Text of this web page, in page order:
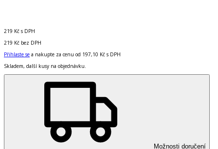
219 Kč s DPH
219 Kč bez DPH
Přihlaste se a nakupte za cenu od 197,10 Kč s DPH
Skladem, další kusy na objednávku.
Možnosti doručení